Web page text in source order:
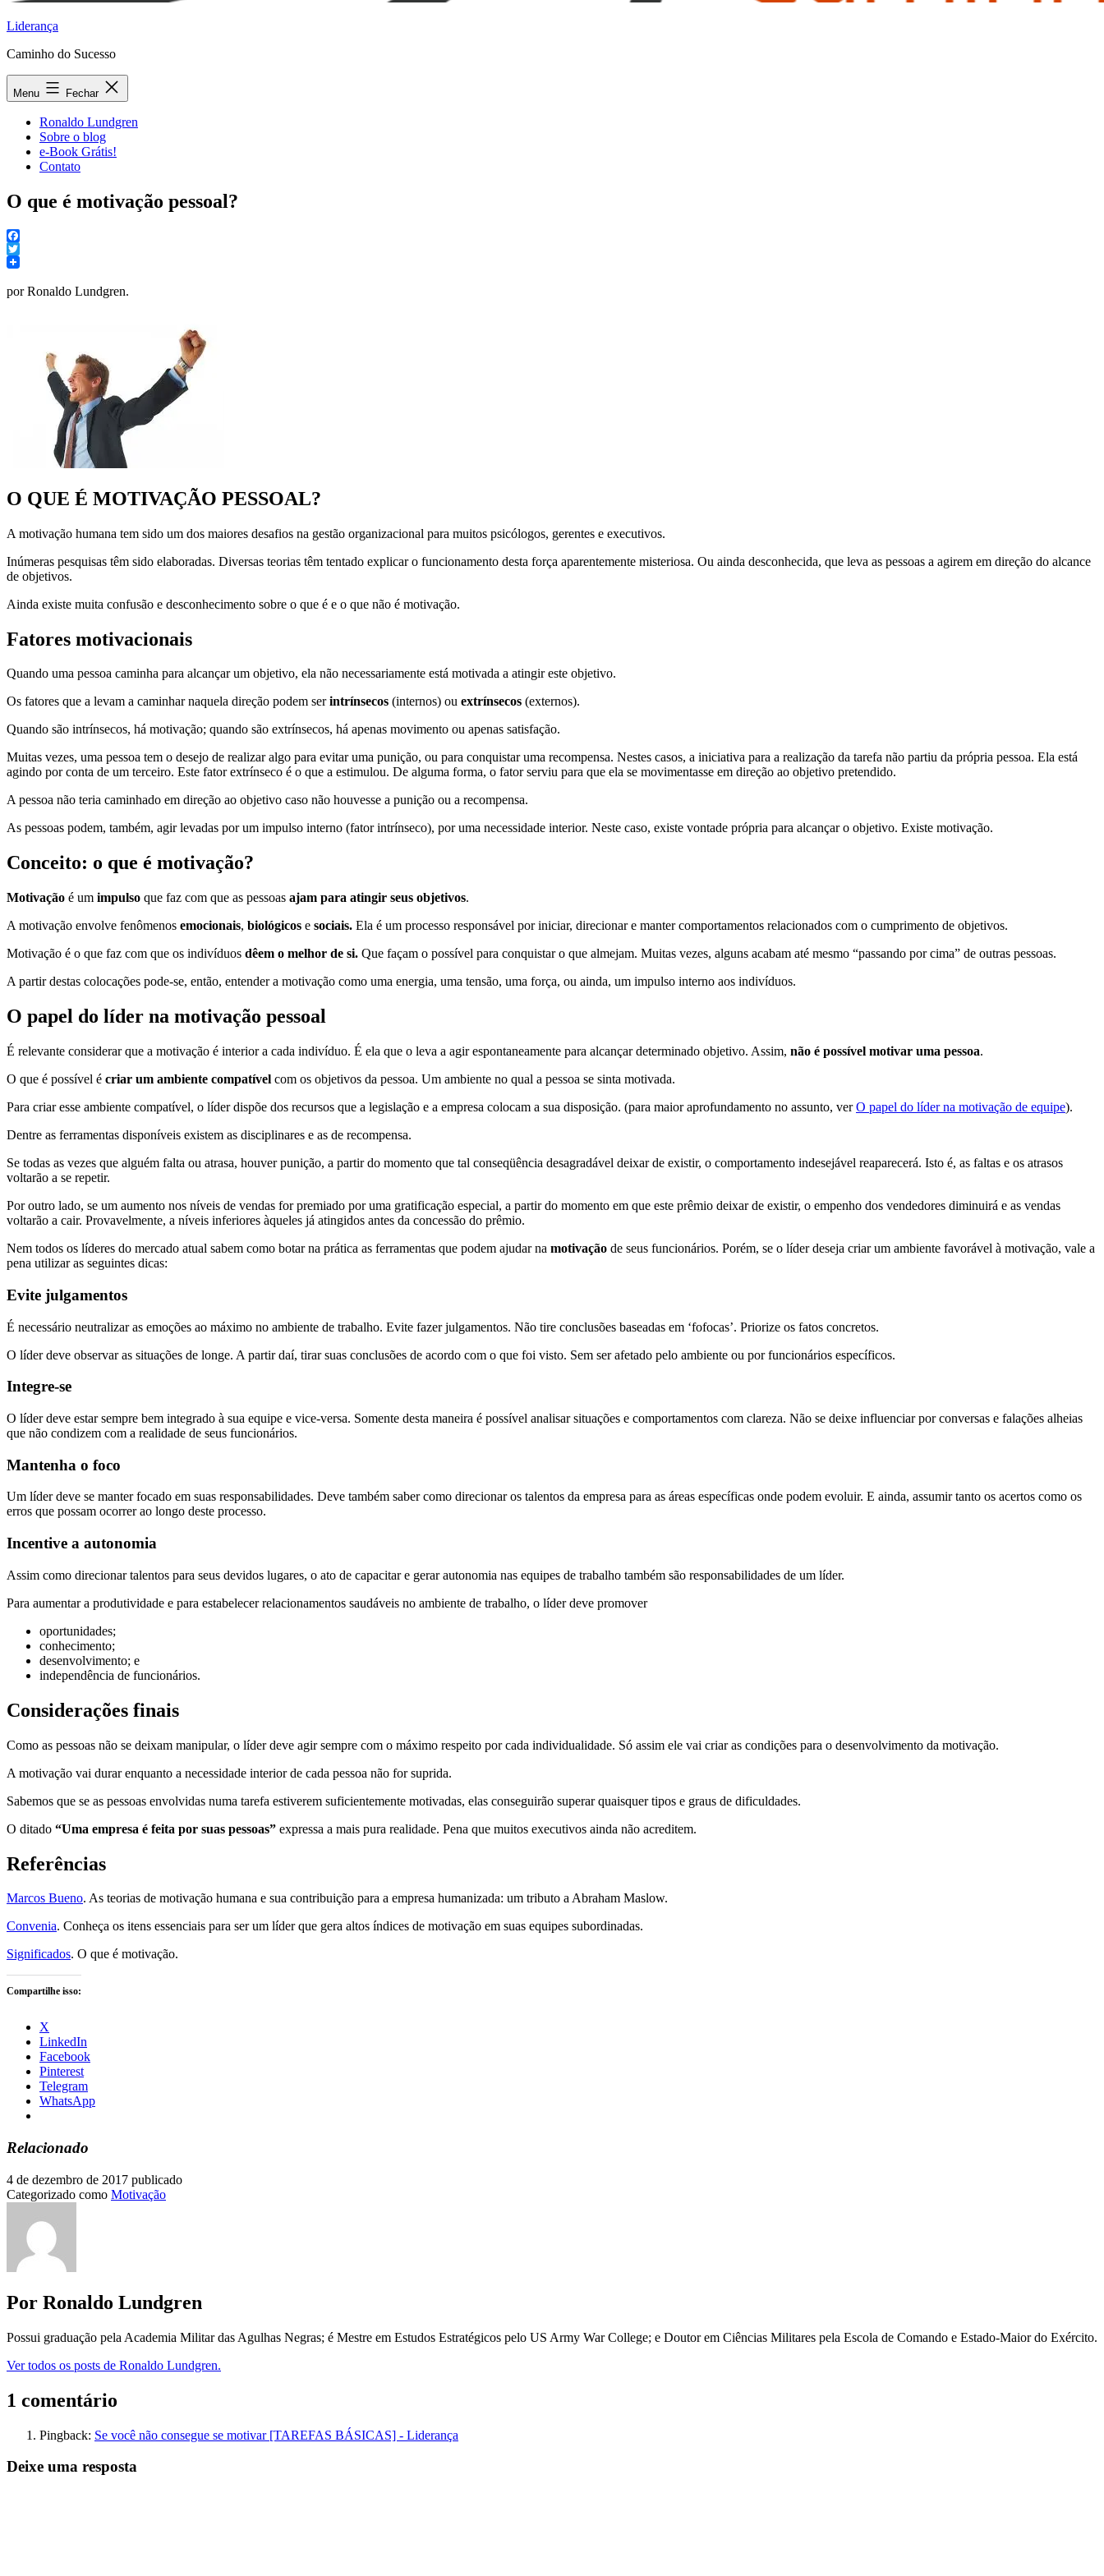
Liderança
Caminho do Sucesso
Menu Fechar
Ronaldo Lundgren
Sobre o blog
e-Book Grátis!
Contato
O que é motivação pessoal?
Facebook
Twitter
por Ronaldo Lundgren.
O QUE É MOTIVAÇÃO PESSOAL?
A motivação humana tem sido um dos maiores desafios na gestão organizacional para muitos psicólogos, gerentes e executivos.
Inúmeras pesquisas têm sido elaboradas. Diversas teorias têm tentado explicar o funcionamento desta força aparentemente misteriosa. Ou ainda desconhecida, que leva as pessoas a agirem em direção do alcance
de objetivos.
Ainda existe muita confusão e desconhecimento sobre o que é e o que não é motivação.
Fatores motivacionais
Quando uma pessoa caminha para alcançar um objetivo, ela não necessariamente está motivada a atingir este objetivo.
Os fatores que a levam a caminhar naquela direção podem serintrínsecos (internos) ou extrínsecos (externos).
Quando são intrínsecos, há motivação; quando são extrínsecos, há apenas movimento ou apenas satisfação.
Muitas vezes, uma pessoa tem o desejo de realizar algo para evitar uma punição, ou para conquistar uma recompensa. Nestes casos, a iniciativa para a realização da tarefa não partiu da própria pessoa. Ela está
agindo por conta de um terceiro. Este fator extrínseco é o que a estimulou. De alguma forma, o fator serviu para que ela se movimentasse em direção ao objetivo pretendido.
A pessoa não teria caminhado em direção ao objetivo caso não houvesse a punição ou a recompensa.
As pessoas podem, também, agir levadas por um impulso interno (fator intrínseco), por uma necessidade interior. Neste caso, existe vontade própria para alcançar o objetivo. Existe motivação.
Conceito: o que é motivação?
Motivação é um impulso que faz com que as pessoas ajam para atingir seus objetivos.
A motivação envolve fenômenos emocionais, biológicos e sociais. Ela é um processo responsável por iniciar, direcionar e manter comportamentos relacionados com o cumprimento de objetivos.
Motivação é o que faz com que os indivíduos dêem o melhor de si. Que façam o possível para conquistar o que almejam. Muitas vezes, alguns acabam até mesmo “passando por cima” de outras pessoas.
A partir destas colocações pode-se, então, entender a motivação como uma energia, uma tensão, uma força, ou ainda, um impulso interno aos indivíduos.
O papel do líder na motivação pessoal
É relevante considerar que a motivação é interior a cada indivíduo. É ela que o leva a agir espontaneamente para alcançar determinado objetivo. Assim, não é possível motivar uma pessoa.
O que é possível é criar um ambiente compatível com os objetivos da pessoa. Um ambiente no qual a pessoa se sinta motivada.
Para criar esse ambiente compatível, o líder dispõe dos recursos que a legislação e a empresa colocam a sua disposição. (para maior aprofundamento no assunto, verO papel do líder na motivação de equipe).
Dentre as ferramentas disponíveis existem as disciplinares e as de recompensa.
Se todas as vezes que alguém falta ou atrasa, houver punição, a partir do momento que tal conseqüência desagradável deixar de existir, o comportamento indesejável reaparecerá. Isto é, as faltas e os atrasos
voltarão a se repetir.
Por outro lado, se um aumento nos níveis de vendas for premiado por uma gratificação especial, a partir do momento em que este prêmio deixar de existir, o empenho dos vendedores diminuirá e as vendas
voltarão a cair. Provavelmente, a níveis inferiores àqueles já atingidos antes da concessão do prêmio.
Nem todos os líderes do mercado atual sabem como botar na prática as ferramentas que podem ajudar na motivação de seus funcionários. Porém, se o líder deseja criar um ambiente favorável à motivação, vale a
pena utilizar as seguintes dicas:
Evite julgamentos
É necessário neutralizar as emoções ao máximo no ambiente de trabalho. Evite fazer julgamentos. Não tire conclusões baseadas em ‘fofocas’. Priorize os fatos concretos.
O líder deve observar as situações de longe. A partir daí, tirar suas conclusões de acordo com o que foi visto. Sem ser afetado pelo ambiente ou por funcionários específicos.
Integre-se
O líder deve estar sempre bem integrado à sua equipe e vice-versa. Somente desta maneira é possível analisar situações e comportamentos com clareza. Não se deixe influenciar por conversas e falações alheias
que não condizem com a realidade de seus funcionários.
Mantenha o foco
Um líder deve se manter focado em suas responsabilidades. Deve também saber como direcionar os talentos da empresa para as áreas específicas onde podem evoluir. E ainda, assumir tanto os acertos como os
erros que possam ocorrer ao longo deste processo.
Incentive a autonomia
Assim como direcionar talentos para seus devidos lugares, o ato de capacitar e gerar autonomia nas equipes de trabalho também são responsabilidades de um líder.
Para aumentar a produtividade e para estabelecer relacionamentos saudáveis no ambiente de trabalho, o líder deve promover
oportunidades;
conhecimento;
desenvolvimento; e
independência de funcionários.
Considerações finais
Como as pessoas não se deixam manipular, o líder deve agir sempre com o máximo respeito por cada individualidade. Só assim ele vai criar as condições para o desenvolvimento da motivação.
A motivação vai durar enquanto a necessidade interior de cada pessoa não for suprida.
Sabemos que se as pessoas envolvidas numa tarefa estiverem suficientemente motivadas, elas conseguirão superar quaisquer tipos e graus de dificuldades.
O ditado “Uma empresa é feita por suas pessoas” expressa a mais pura realidade. Pena que muitos executivos ainda não acreditem.
Referências
Marcos Bueno. As teorias de motivação humana e sua contribuição para a empresa humanizada: um tributo a Abraham Maslow.
Convenia. Conheça os itens essenciais para ser um líder que gera altos índices de motivação em suas equipes subordinadas.
Significados. O que é motivação.
Compartilhe isso:
X
LinkedIn
Facebook
Pinterest
Telegram
WhatsApp
Relacionado
4 de dezembro de 2017 publicado
Categorizado como Motivação
Por Ronaldo Lundgren
Possui graduação pela Academia Militar das Agulhas Negras; é Mestre em Estudos Estratégicos pelo US Army War College; e Doutor em Ciências Militares pela Escola de Comando e Estado-Maior do Exército.
Ver todos os posts de Ronaldo Lundgren.
1 comentário
Pingback: Se você não consegue se motivar [TAREFAS BÁSICAS] - Liderança
Deixe uma resposta